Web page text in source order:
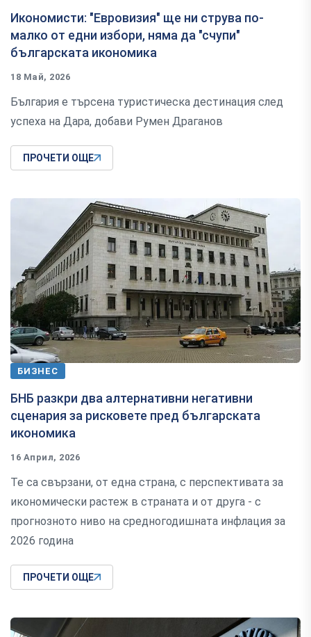
Икономисти: "Евровизия" ще ни струва по-
малко от едни избори, няма да "счупи"
българската икономика
18 Май, 2026
България е търсена туристическа дестинация след
успеха на Дара, добави Румен Драганов
ПРОЧЕТИ ОЩЕ
БИЗНЕС
БНБ разкри два алтернативни негативни
сценария за рисковете пред българската
икономика
16 Април, 2026
Те са свързани, от една страна, с перспективата за
икономически растеж в страната и от друга - с
прогнозното ниво на средногодишната инфлация за
2026 година
ПРОЧЕТИ ОЩЕ